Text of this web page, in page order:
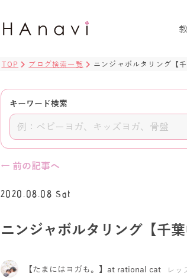
TOP ブログ検索一覧 ニンジャボルタリング【
キーワード検索
← 前の記事へ
2020.08.08 Sat
ニンジャボルタリング【千葉
【たまにはヨガも。】at rational cat レッ